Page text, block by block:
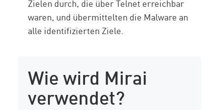
Zielen durch, die über Telnet erreichbar
waren, und übermittelten die Malware an
alle identifizierten Ziele.
Wie wird Mirai
verwendet?